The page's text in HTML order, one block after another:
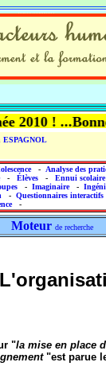
...Bonne année
ESPAGNOL
- Analyse des
- Élèves - Ennui scolaire
- Imaginaire-
- Questionnaires interactifs
-
Moteur de recherche
"la mise en place
"est parue